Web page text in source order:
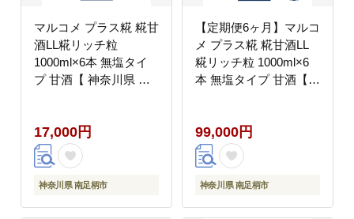
マルコメ プラス糀 糀甘
酒LL糀リッチ粒
1000ml×6本 無塩タイ
プ 甘酒【 神奈川県 南
17,000円
神奈川県 南足柄市
【定期便6ヶ月】マルコ
メ プラス糀 糀甘酒LL
糀リッチ粒 1000ml×6
本 無塩タイプ 甘酒【
99,000円
神奈川県 南足柄市